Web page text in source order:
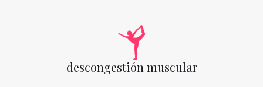
descongestión muscular